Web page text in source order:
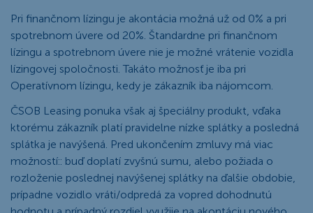
Pri finančnom lízingu je akontácia možná už od 0% a pri
spotrebnom úvere od 20%. Štandardne pri finančnom
lízingu a spotrebnom úvere nie je možné vrátenie vozidla
lízingovej spoločnosti. Takáto možnosť je iba pri
Operatívnom lízingu, kedy je zákazník iba nájomcom.
ČSOB Leasing ponuka však aj špeciálny produkt, vďaka
ktorému zákazník platí pravidelne nízke splátky a posledná
splátka je navýšená. Pred ukončením zmluvy má viac
možností:: buď doplatí zvyšnú sumu, alebo požiada o
rozloženie poslednej navýšenej splátky na ďalšie obdobie,
prípadne vozidlo vráti/odpredá za vopred dohodnutú